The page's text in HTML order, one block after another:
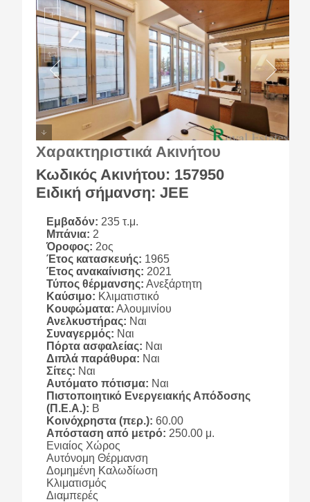
Χαρακτηριστικά Ακινήτου
Κωδικός Ακινήτου: 157950
Ειδική σήμανση: JEE
Εμβαδόν: 235 τ.μ.
Μπάνια: 2
Όροφος: 2ος
Έτος κατασκευής: 1965
Έτος ανακαίνισης: 2021
Τύπος θέρμανσης: Ανεξάρτητη
Καύσιμο: Κλιματιστικό
Κουφώματα: Αλουμινίου
Ανελκυστήρας: Ναι
Συναγερμός: Ναι
Πόρτα ασφαλείας: Ναι
Διπλά παράθυρα: Ναι
Σίτες: Ναι
Αυτόματο πότισμα: Ναι
Πιστοποιητικό Ενεργειακής Απόδοσης
(Π.Ε.Α.): Β
Κοινόχρηστα (περ.): 60.00
Απόσταση από μετρό: 250.00 μ.
Ενιαίος Χώρος
Αυτόνομη Θέρμανση
Δομημένη Καλωδίωση
Κλιματισμός
Διαμπερές